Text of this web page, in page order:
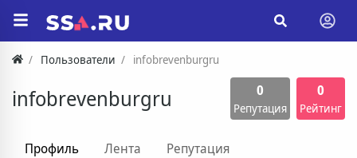
Пользователи infobrevenburgru
infobrevenburgru 0
Репутация
0
Рейтинг
Профиль Лента Репутация